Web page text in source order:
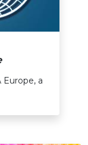
Europe, a